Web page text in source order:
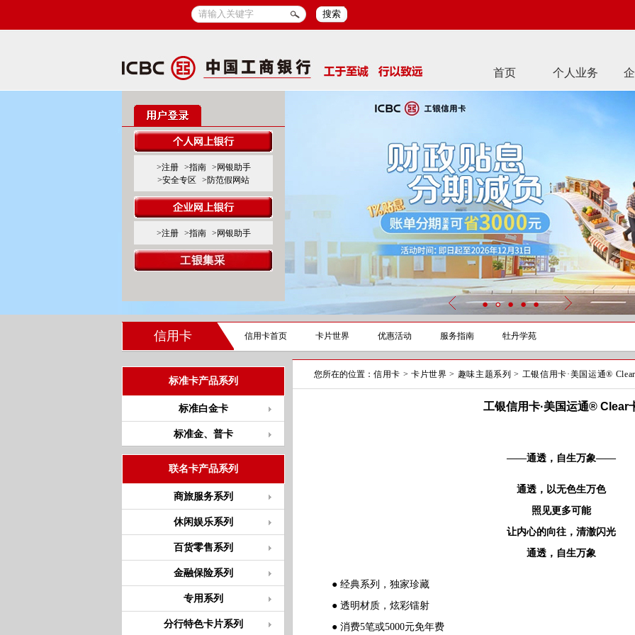
搜索
首页 个人业务
>注册 >指南
>网银助手
>安全专区
>防范假网站
>注册 >指南 >网银助手
信用卡 信用卡首页 卡片世界 优惠活动 服务指南 牡丹学苑
标准卡产品系列
标准白金卡
标准金、普卡
联名卡产品系列
商旅服务系列
休闲娱乐系列
百货零售系列
金融保险系列
专用系列
分行特色卡片系列
您所在的位置： 信用卡 > 卡片世界 > 趣味主题系列 > 工银信用卡·美国运通®
工银信用卡·美国运通® Clear
——通透，自生万象——
通透，以无色生万色
照见更多可能
让内心的向往，清澈闪光
通透，自生万象
● 经典系列，独家珍藏
● 透明材质，炫彩镭射
● 消费5笔或5000元免年费